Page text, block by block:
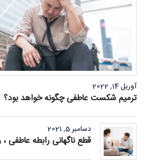
آوریل 14, 2022
ترمیم شکست عاطفی چگونه خواهد بود؟
دسامبر 5, 2021
قطع ناگهانی رابطه عاطفی